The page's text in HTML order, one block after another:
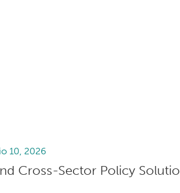
10, 2026
Cross-Sector Policy